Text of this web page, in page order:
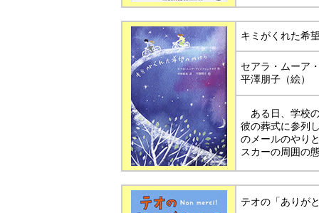
キミがくれた希
セアラ・ムーア
平澤朋子（絵）
ある日、学校
彼の葬式に参列
のメールのやり
スカーの周囲の
テオの「ありが